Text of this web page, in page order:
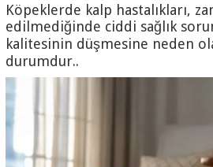
Köpeklerde kalp hastalıkları,
edilmediğinde ciddi sağlık
kalitesinin düşmesine neden
durumdur..